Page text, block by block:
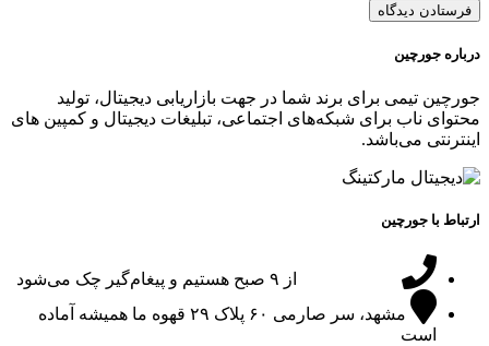
درباره جورچین
جورچین تیمی برای برند شما در جهت بازاریابی دیجیتال، تولید
محتوای ناب برای شبکه‌های اجتماعی، تبلیغات دیجیتال و کمپین های
اینترنتی می‌باشد.
ارتباط با جورچین
از ۹ صبح هستیم و پیغام‌گیر چک می‌شود
مشهد، سر صارمی ۶۰ پلاک ۲۹
قهوه ما همیشه آماده
است